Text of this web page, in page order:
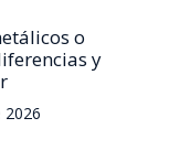
o
y
2026